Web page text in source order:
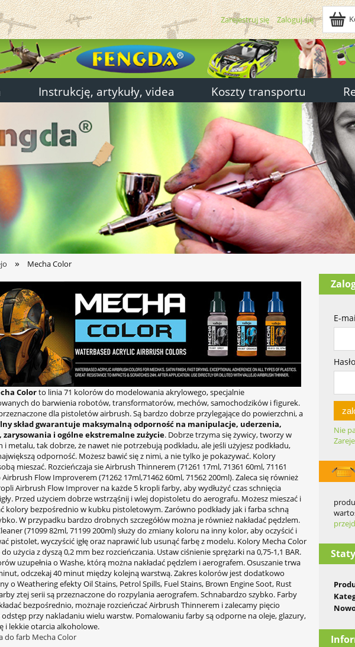
Zarejestruj się Zaloguj się
Instrukcję, artykuły, videa Koszty transportu
» Mecha Color
Colorto linia 71 kolorów do modelowania akrylowego, specjalnie
do barwienia robotów, transformatorów, mechów, samochodzików i figurek.
dla pistoletów airbrush. Są bardzo dobrze przylegające do powierzchni, a
skład gwarantuje maksymalną odporność na manipulacje, uderzenia,
zarysowania i ogólne ekstremalne zużycie. Dobrze trzyma się żywicy, tworzy w
i metalu, tak dobrze, że nawet nie potrzebują podkładu, ale jeśli użyjesz podkładu,
odporność. Możesz bawić się z nimi, a nie tylko je pokazywać. Kolory
mieszać. Rozcieńczaja sie Airbrush Thinnerem (71261 17ml, 71361 60ml, 71161
Flow Improverem (71262 17ml,71462 60ml, 71562 200ml). Zaleca się również
Airbrush Flow Improver na każde 5 kropli farby, aby wydłużyć czas schnięcia
Przed użyciem dobrze wstrząśnij i wlej dopistoletu do aerografu. Możesz mieszać i
kolory bezpośrednio w kubku pistoletowym. Zarówno podkłady jak i farba schną
W przypadku bardzo drobnych szczegółów można je również nakładać pędzlem.
(71099 82ml, 71199 200ml) służy do zmiany koloru na inny kolor, aby oczyścić i
pistolet, wyczyścić igłę oraz naprawić lub usunąć farbę z modelu. Kolory Mecha Color
użycia z dyszą 0,2 mm bez rozcieńczania. Ustaw ciśnienie sprężarki na 0,75-1,1 BAR.
uzupełnia o Washe, którą można nakładać pędzlem i aerografem. Osuszanie trwa
odczekaj 40 minut między kolejną warstwą. Zakres kolorów jest dodatkowo
o Weathering efekty Oil Stains, Petrol Spills, Fuel Stains, Brown Engine Soot, Rust
ztej serii są przeznaczone do rozpylania aerografem. Schnabardzo szybko. Farby
bezpośrednio, możnaje rozcieńczać Airbrush Thinnerem i zalecamy pięcio
przy nakladaniu wielu warstw. Pomalowaniu farby są odporne na oleje, glazury,
i lekkie otarcia alkoholowe.
do farb Mecha Color
E-
Nie